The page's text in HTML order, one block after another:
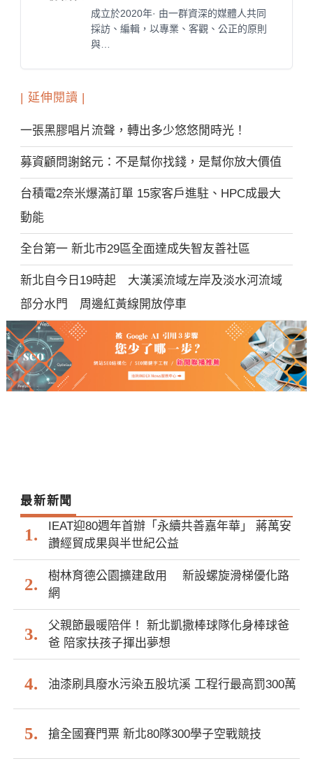
成立於2020年· 由一群資深的媒體人共同
採訪、編輯，以專業、客觀、公正的原則
與…
| 延伸閱讀 |
一張黑膠唱片流聲，轉出多少悠悠閒時光！
募資顧問謝銘元：不是幫你找錢，是幫你放大價值
台積電2奈米爆滿訂單 15家客戶進駐、HPC成最大
動能
全台第一 新北市29區全面達成失智友善社區
新北自今日19時起 大漢溪流域左岸及淡水河流域
部分水門 周邊紅黃線開放停車
最新新聞
IEAT迎80週年首辦「永續共善嘉年華」 蔣萬安
讚經貿成果與半世紀公益
樹林育德公園擴建啟用 新設螺旋滑梯優化路
網
父親節最暖陪伴！ 新北凱撒棒球隊化身棒球爸
爸 陪家扶孩子揮出夢想
油漆刷具廢水污染五股坑溪 工程行最高罰300萬
搶全國賽門票 新北80隊300學子空戰競技